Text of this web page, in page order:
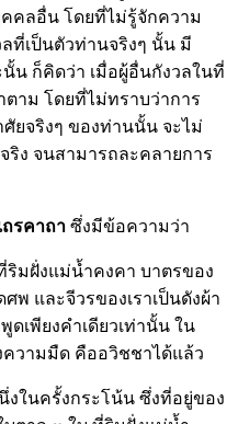
คลอื่น โดยที่ไม่รู้จักความ
ที่เป็นตัวท่านจริงๆ นั้น มี
นั้น ก็คิดว่า เมื่อผู้อื่นกังวลในที่
าม โดยที่ไม่ทราบว่าการ
ยจริงๆ ของท่านนั้น จะไม่
ริง จนสามารถละคลายการ
รคาถา ซึ่งมีข้อความว่า
ริมฝั่งแม่น้ำคงคา บาตรของ
พ และจีวรของเราเป็นดังผ้า
ดเพียงคำเดียวเท่านั้น ใน
ความมืด คืออวิชชาได้แล้ว
งในครั้งกระโน้น ซึ่งที่อยู่ของ